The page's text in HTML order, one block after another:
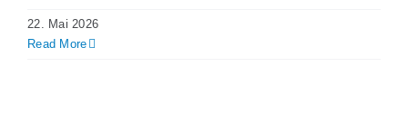
22. Mai 2026
Read More